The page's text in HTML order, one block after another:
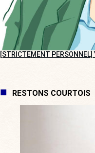
[STRICTEMENT
RESTONS COURTOIS